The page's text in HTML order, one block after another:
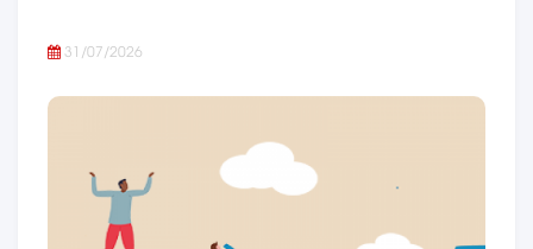
31/07/2026